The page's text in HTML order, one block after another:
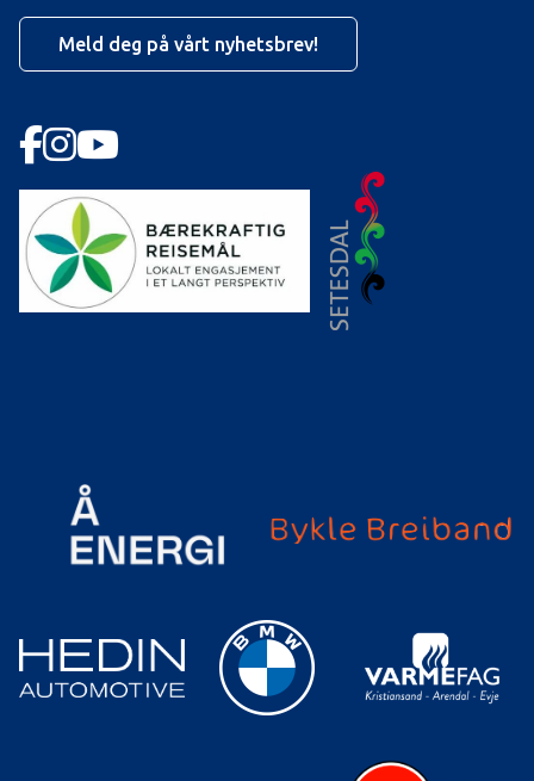
Meld deg på vårt nyhetsbrev!